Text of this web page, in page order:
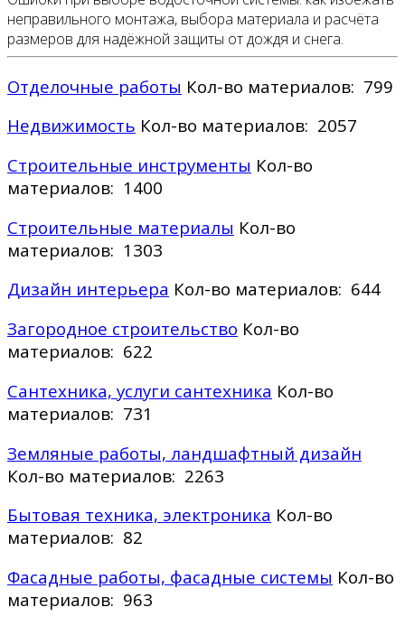
неправильного монтажа, выбора материала и расчёта
размеров для надёжной защиты от дождя и снега.
Отделочные работы Кол-во материалов: 799
Недвижимость Кол-во материалов: 2057
Строительные инструменты Кол-во
материалов: 1400
Строительные материалы Кол-во
материалов: 1303
Дизайн интерьера Кол-во материалов: 644
Загородное строительство Кол-во
материалов: 622
Сантехника, услуги сантехника Кол-во
материалов: 731
Земляные работы, ландшафтный дизайн
Кол-во материалов: 2263
Бытовая техника, электроника Кол-во
материалов: 82
Фасадные работы, фасадные системы Кол-во
материалов: 963